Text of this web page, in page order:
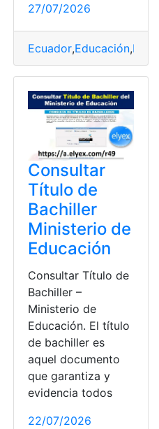
Ministerio de Educación
27/07/2026
Ecuador,Educación,
Consultar
Título de
Bachiller
Ministerio de
Educación
Consultar Título de
Bachiller –
Ministerio de
Educación. El título
de bachiller es
aquel documento
que garantiza y
evidencia todos
22/07/2026